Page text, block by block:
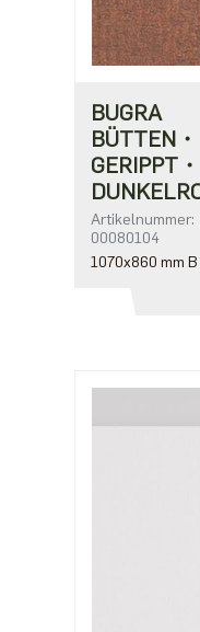
BUGRA
BÜTTEN・
GERIPPT・
Artikelnummer:
00080104
1070x860 mm B